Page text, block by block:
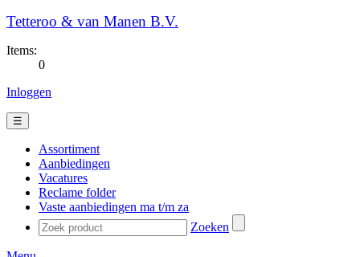
Tetteroo & van Manen B.V.
Items:
0
Inloggen
☰
Assortiment
Aanbiedingen
Vacatures
Reclame folder
Vaste aanbiedingen ma t/m za
Zoeken